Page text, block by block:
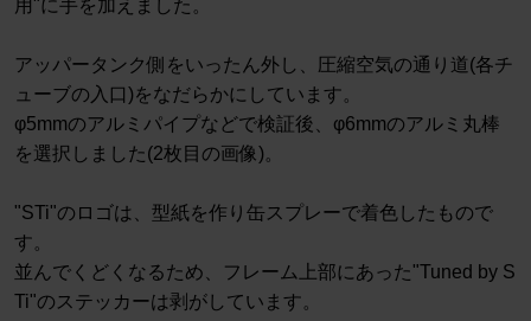
用"に手を加えました。
アッパータンク側をいったん外し、圧縮空気の通り道(各チ
ューブの入口)をなだらかにしています。
φ5mmのアルミパイプなどで検証後、φ6mmのアルミ丸棒
を選択しました(2枚目の画像)。
"STi"のロゴは、型紙を作り缶スプレーで着色したもので
す。
並んでくどくなるため、フレーム上部にあった"Tuned by S
Ti"のステッカーは剥がしています。